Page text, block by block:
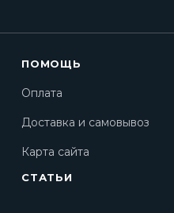
ПОМОЩЬ
Оплата
Доставка и самовывоз
Карта сайта
СТАТЬИ